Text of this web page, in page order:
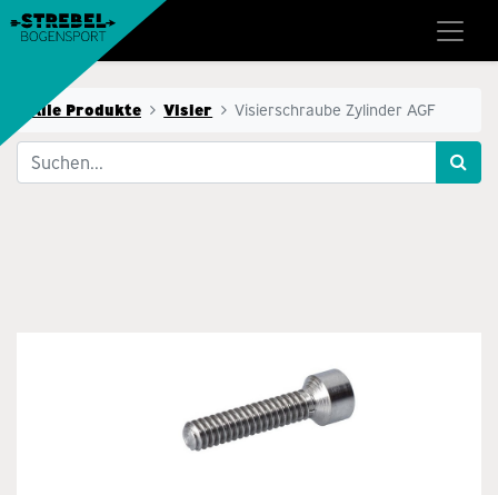
Alle Produkte Visier Visierschraube Zylinder AGF